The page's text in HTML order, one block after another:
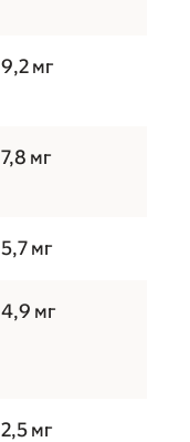
9,2 мг
7,8 мг
5,7 мг
4,9 мг
2,5 мг